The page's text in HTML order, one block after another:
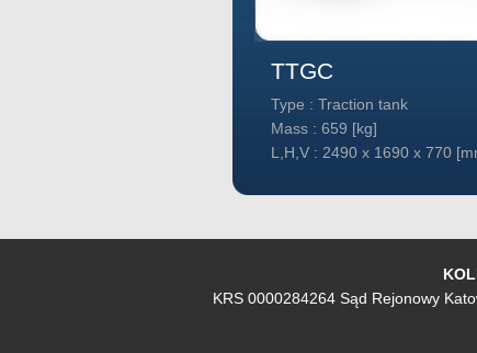
TTGC
Type : Traction tank
Mass : 659 [kg]
L,H,V : 2490 x 1690 x 770
KRS 0000284264 Sąd Rejonowy